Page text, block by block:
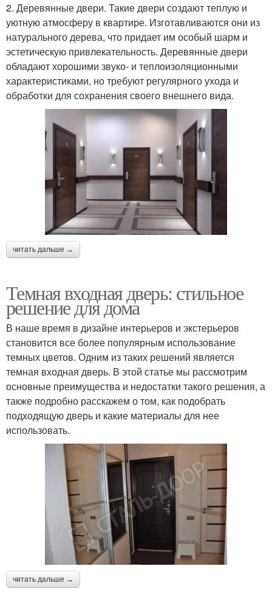
2. Деревянные двери. Такие двери создают теплую и
уютную атмосферу в квартире. Изготавливаются они из
натурального дерева, что придает им особый шарм и
эстетическую привлекательность. Деревянные двери
обладают хорошими звуко- и теплоизоляционными
характеристиками, но требуют регулярного ухода и
обработки для сохранения своего внешнего вида.
читать дальше →
Темная входная дверь: стильное
решение для дома
В наше время в дизайне интерьеров и экстерьеров
становится все более популярным использование
темных цветов. Одним из таких решений является
темная входная дверь. В этой статье мы рассмотрим
основные преимущества и недостатки такого решения, а
также подробно расскажем о том, как подобрать
подходящую дверь и какие материалы для нее
использовать.
читать дальше →